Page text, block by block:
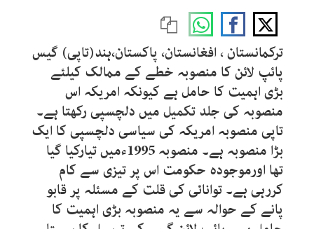
ترکمانستان ، افغانستان، پاکستان،ہند(تاپی) گیس
پائپ لائن کا منصوبہ خطے کے ممالک کیلئے
بڑی اہمیت کا حامل ہے کیونکہ امریکہ اس
منصوبہ کی جلد تکمیل میں دلچسپی رکھتا ہے۔
تاپی منصوبہ امریکہ کی سیاسی دلچسپی کا ایک
بڑا منصوبہ ہے۔ منصوبہ 1995ءمیں تیارکیا گیا
تھا اورموجودہ حکومت اس پر تیزی سے کام
کررہی ہے۔ توانائی کی قلت کے مسئلہ پر قابو
پانے کے حوالہ سے یہ منصوبہ بڑی اہمیت کا